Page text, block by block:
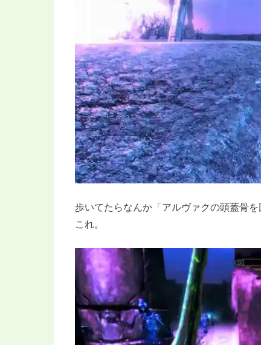
歩いてたらなんか「アルヴァクの頭蓋骨
これ。